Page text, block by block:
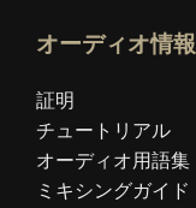
オーディオ情報
証明
チュートリアル
オーディオ用語集
ミキシングガイド